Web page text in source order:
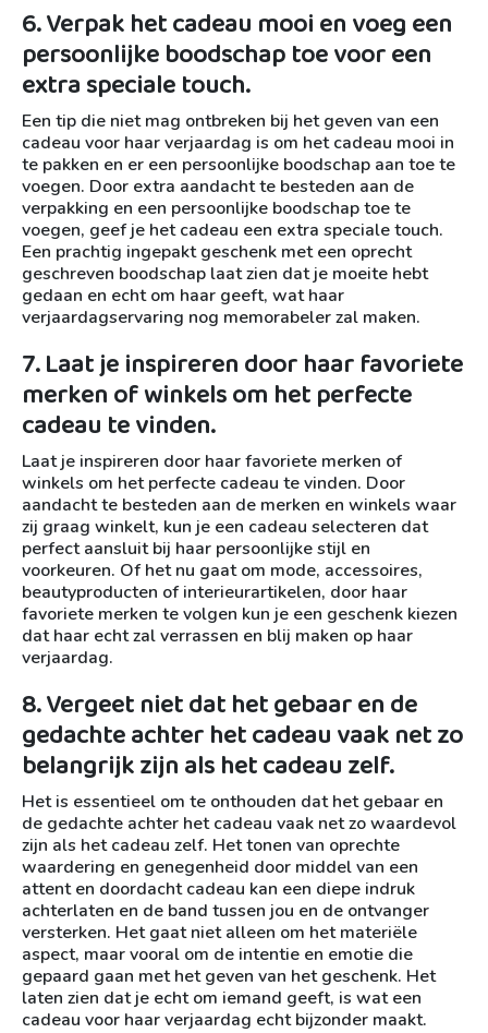
6. Verpak het cadeau mooi en voeg een
persoonlijke boodschap toe voor een
extra speciale touch.
Een tip die niet mag ontbreken bij het geven van een
cadeau voor haar verjaardag is om het cadeau mooi in
te pakken en er een persoonlijke boodschap aan toe te
voegen. Door extra aandacht te besteden aan de
verpakking en een persoonlijke boodschap toe te
voegen, geef je het cadeau een extra speciale touch.
Een prachtig ingepakt geschenk met een oprecht
geschreven boodschap laat zien dat je moeite hebt
gedaan en echt om haar geeft, wat haar
verjaardagservaring nog memorabeler zal maken.
7. Laat je inspireren door haar favoriete
merken of winkels om het perfecte
cadeau te vinden.
Laat je inspireren door haar favoriete merken of
winkels om het perfecte cadeau te vinden. Door
aandacht te besteden aan de merken en winkels waar
zij graag winkelt, kun je een cadeau selecteren dat
perfect aansluit bij haar persoonlijke stijl en
voorkeuren. Of het nu gaat om mode, accessoires,
beautyproducten of interieurartikelen, door haar
favoriete merken te volgen kun je een geschenk kiezen
dat haar echt zal verrassen en blij maken op haar
verjaardag.
8. Vergeet niet dat het gebaar en de
gedachte achter het cadeau vaak net zo
belangrijk zijn als het cadeau zelf.
Het is essentieel om te onthouden dat het gebaar en
de gedachte achter het cadeau vaak net zo waardevol
zijn als het cadeau zelf. Het tonen van oprechte
waardering en genegenheid door middel van een
attent en doordacht cadeau kan een diepe indruk
achterlaten en de band tussen jou en de ontvanger
versterken. Het gaat niet alleen om het materiële
aspect, maar vooral om de intentie en emotie die
gepaard gaan met het geven van het geschenk. Het
laten zien dat je echt om iemand geeft, is wat een
cadeau voor haar verjaardag echt bijzonder maakt.